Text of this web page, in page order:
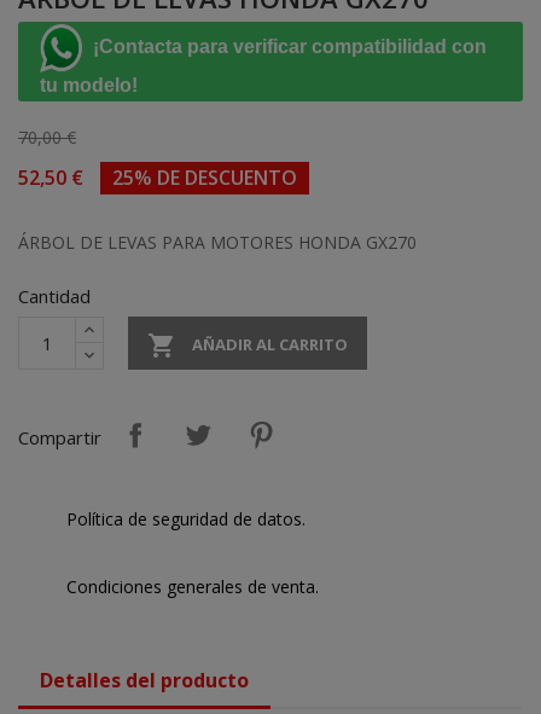
¡Contacta para verificar compatibilidad con
tu modelo!
70,00 €
52,50 € 25% DE DESCUENTO
ÁRBOL DE LEVAS PARA MOTORES HONDA GX270
Cantidad
 AÑADIR AL CARRITO
Compartir
Política de seguridad de datos.
Condiciones generales de venta.
Detalles del producto